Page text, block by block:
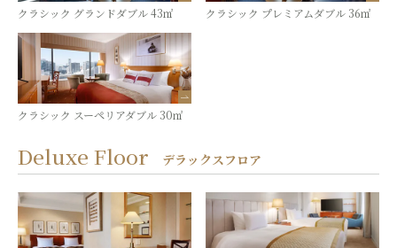
クラシック グランドダブル 43㎡ クラシック プレミアムダブル 36㎡
クラシック スーペリアダブル 30㎡
Deluxe Floor デラックスフロア